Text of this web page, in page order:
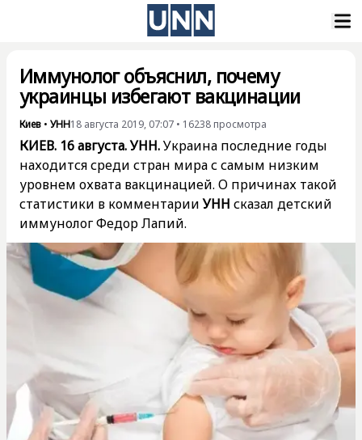
Иммунолог объяснил, почему
украинцы избегают вакцинации
Киев • УНН18 августа 2019, 07:07 • 16238 просмотра
КИЕВ. 16 августа. УНН.Украина последние годы
находится среди стран мира с самым низким
уровнем охвата вакцинацией. О причинах такой
статистики в комментарииУНН сказал детский
иммунолог Федор Лапий.